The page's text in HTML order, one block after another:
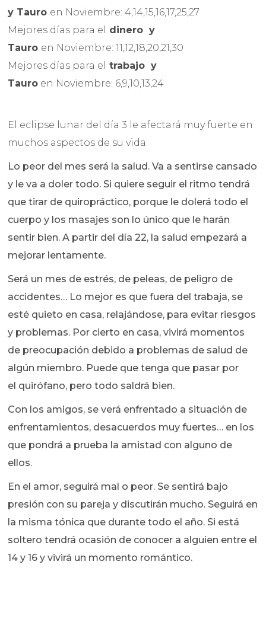
y Tauro en Noviembre: 4,14,15,16,17,25,27
Mejores días para el
dinero y
Tauro en Noviembre: 11,12,18,20,21,30
Mejores días para el
trabajo y
Tauro en Noviembre: 6,9,10,13,24
El eclipse lunar del día 3 le afectará muy fuerte en
muchos aspectos de su vida:
Lo peor del mes será la salud. Va a sentirse cansado
y le va a doler todo. Si quiere seguir el ritmo tendrá
que tirar de quiropráctico, porque le dolerá todo el
cuerpo y los masajes son lo único que le harán
sentir bien. A partir del día 22, la salud empezará a
mejorar lentamente.
Será un mes de estrés, de peleas, de peligro de
accidentes… Lo mejor es que fuera del trabaja, se
esté quieto en casa, relajándose, para evitar riesgos
y problemas. Por cierto en casa, vivirá momentos
de preocupación debido a problemas de salud de
algún miembro. Puede que tenga que pasar por
el quirófano, pero todo saldrá bien.
Con los amigos, se verá enfrentado a situación de
enfrentamientos, desacuerdos muy fuertes… en los
que pondrá a prueba la amistad con alguno de
ellos.
En el amor, seguirá mal o peor. Se sentirá bajo
presión con su pareja y discutirán mucho. Seguirá en
la misma tónica que durante todo el año. Si está
soltero tendrá ocasión de conocer a alguien entre el
14 y 16 y vivirá un momento romántico.